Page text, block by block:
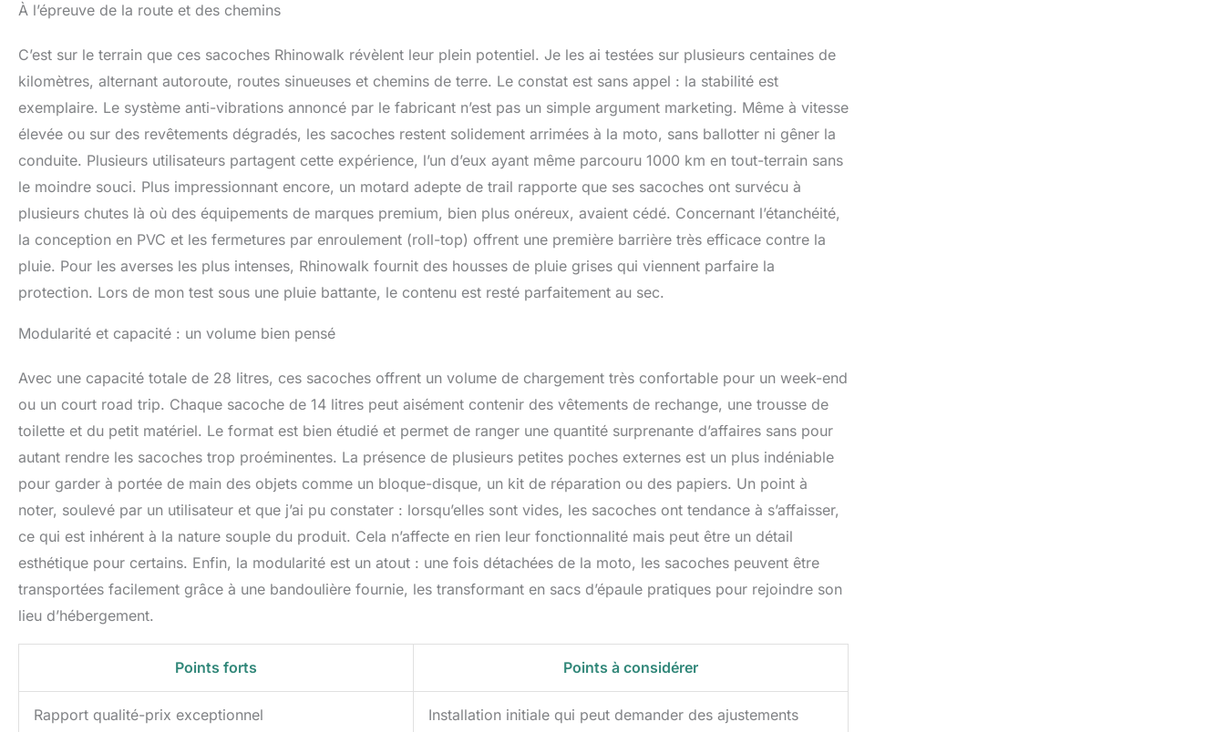
À l’épreuve de la route et des chemins
C’est sur le terrain que ces sacoches Rhinowalk révèlent leur plein potentiel. Je les ai testées sur plusieurs centaines de
kilomètres, alternant autoroute, routes sinueuses et chemins de terre. Le constat est sans appel : la stabilité est
exemplaire. Le système anti-vibrations annoncé par le fabricant n’est pas un simple argument marketing. Même à vitesse
élevée ou sur des revêtements dégradés, les sacoches restent solidement arrimées à la moto, sans ballotter ni gêner la
conduite. Plusieurs utilisateurs partagent cette expérience, l’un d’eux ayant même parcouru 1000 km en tout-terrain sans
le moindre souci. Plus impressionnant encore, un motard adepte de trail rapporte que ses sacoches ont survécu à
plusieurs chutes là où des équipements de marques premium, bien plus onéreux, avaient cédé. Concernant l’étanchéité,
la conception en PVC et les fermetures par enroulement (roll-top) offrent une première barrière très efficace contre la
pluie. Pour les averses les plus intenses, Rhinowalk fournit des housses de pluie grises qui viennent parfaire la
protection. Lors de mon test sous une pluie battante, le contenu est resté parfaitement au sec.
Modularité et capacité : un volume bien pensé
Avec une capacité totale de 28 litres, ces sacoches offrent un volume de chargement très confortable pour un week-end
ou un court road trip. Chaque sacoche de 14 litres peut aisément contenir des vêtements de rechange, une trousse de
toilette et du petit matériel. Le format est bien étudié et permet de ranger une quantité surprenante d’affaires sans pour
autant rendre les sacoches trop proéminentes. La présence de plusieurs petites poches externes est un plus indéniable
pour garder à portée de main des objets comme un bloque-disque, un kit de réparation ou des papiers. Un point à
noter, soulevé par un utilisateur et que j’ai pu constater : lorsqu’elles sont vides, les sacoches ont tendance à s’affaisser,
ce qui est inhérent à la nature souple du produit. Cela n’affecte en rien leur fonctionnalité mais peut être un détail
esthétique pour certains. Enfin, la modularité est un atout : une fois détachées de la moto, les sacoches peuvent être
transportées facilement grâce à une bandoulière fournie, les transformant en sacs d’épaule pratiques pour rejoindre son
lieu d’hébergement.
Points forts Points à considérer
Rapport qualité-prix exceptionnel Installation initiale qui peut demander des ajustements